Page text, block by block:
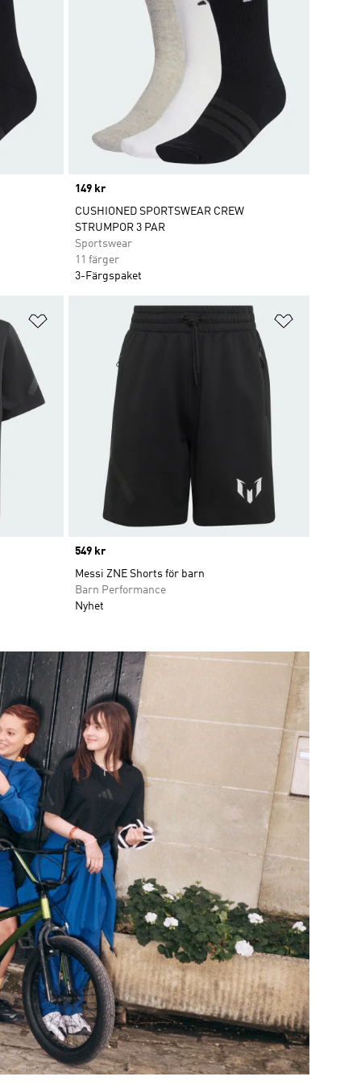
Price
149 kr
CUSHIONED SPORTSWEAR CREW
STRUMPOR 3 PAR
Sportswear
11 färger
3-Färgspaket
Lägg till på önskelistan
Price
549 kr
Messi ZNE Shorts för barn
Barn Performance
Nyhet